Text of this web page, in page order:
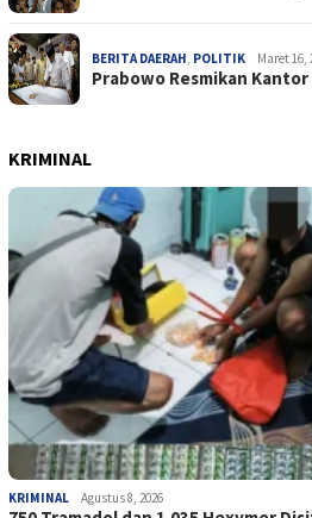
BERITA DAERAH, POLITIK Maret 16,
Prabowo Resmikan
KRIMINAL
KRIMINAL Agustus 8, 2026